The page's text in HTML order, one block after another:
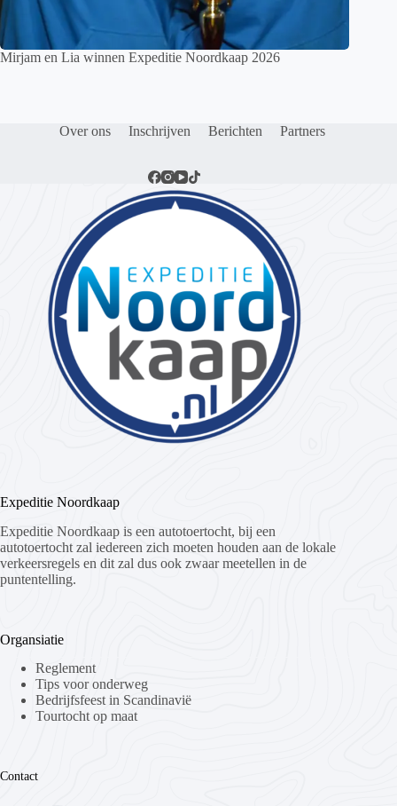
Mirjam en Lia winnen Expeditie Noordkaap 2026
Over ons Inschrijven Berichten Partners
Expeditie Noordkaap
Expeditie Noordkaap is een autotoertocht, bij een
autotoertocht zal iedereen zich moeten houden aan de lokale
verkeersregels en dit zal dus ook zwaar meetellen in de
puntentelling.
Organsiatie
Reglement
Tips voor onderweg
Bedrijfsfeest in Scandinavië
Tourtocht op maat
Contact